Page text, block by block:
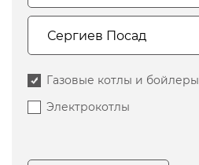
Газовые котлы и бойлеры
Электрокотлы